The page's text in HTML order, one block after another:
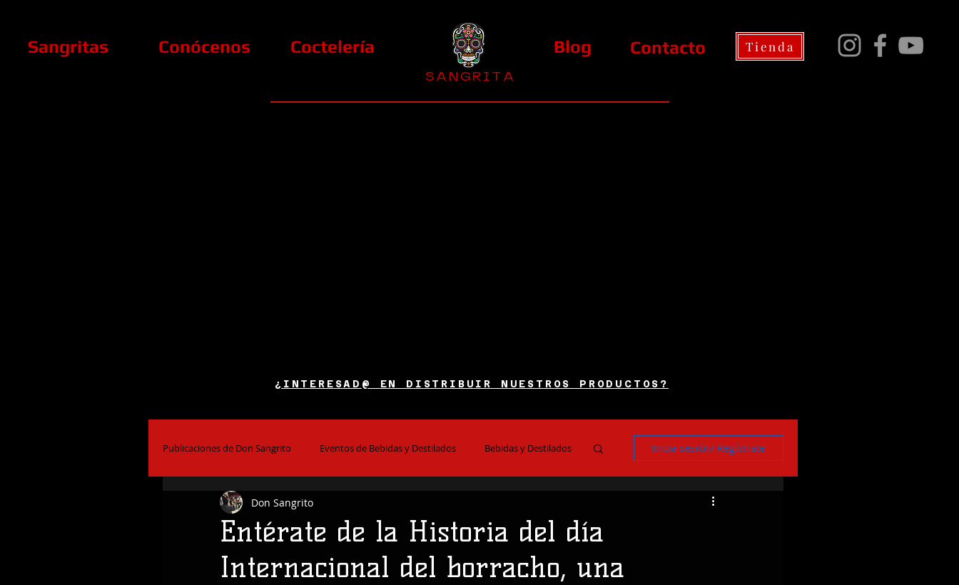
Sangritas Conócenos Coctelería Blog Contacto Tienda
S A N G R I T A
¿INTERESAD@ EN DISTRIBUIR NUESTROS PRODUCTOS?
Publicaciones de Don Sangrito Eventos de Bebidas y Destilados Bebidas y Destilados
El Alcohol y la Salud Bares y Restaurantes
Coctelería
Inicia sesión/ Regístrate
Entérate de la Historia del día
Internacional del borracho, una
Don Sangrito